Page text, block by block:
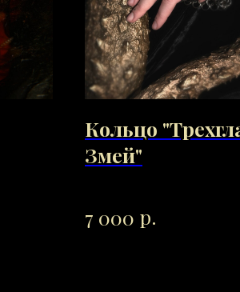
Кольцо
Змей"
7 000 р.